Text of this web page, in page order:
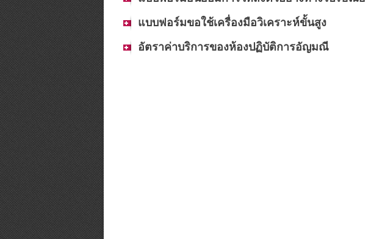
แบบฟอร์มขอใช้เครื่องมือวิเคราะห์ขั้นสูง
อัตราค่าบริการของห้องปฏิบัติการอัญมณี